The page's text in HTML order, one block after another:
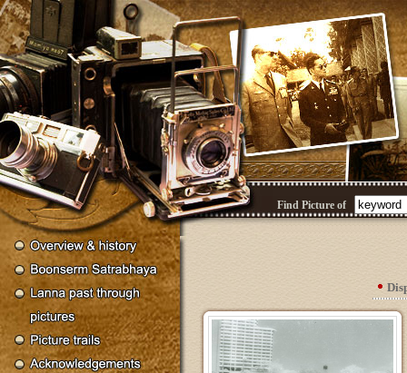
Find Picture of